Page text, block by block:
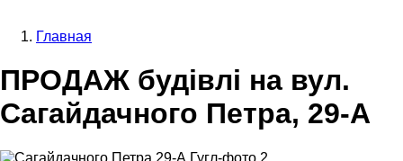
навигации
Главная
ПРОДАЖ будівлі на вул.
Сагайдачного Петра, 29-А